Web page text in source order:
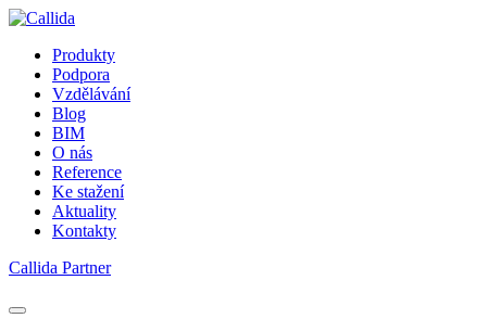
Produkty
Podpora
Vzdělávání
Blog
BIM
O nás
Reference
Ke stažení
Aktuality
Kontakty
Callida Partner